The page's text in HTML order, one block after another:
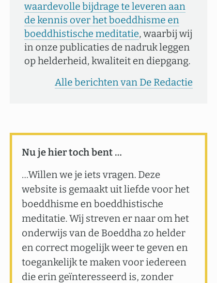
waardevolle bijdrage te leveren aan
de kennis over het boeddhisme en
boeddhistische meditatie, waarbij wij
in onze publicaties de nadruk leggen
op helderheid, kwaliteit en diepgang.
Alle berichten van De Redactie
Nu je hier toch bent …
…Willen we je iets vragen. Deze
website is gemaakt uit liefde voor het
boeddhisme en boeddhistische
meditatie. Wij streven er naar om het
onderwijs van de Boeddha zo helder
en correct mogelijk weer te geven en
toegankelijk te maken voor iedereen
die erin geïnteresseerd is, zonder